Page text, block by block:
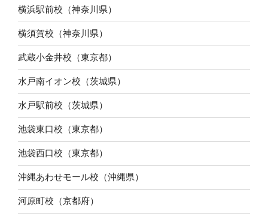
横浜駅前校（神奈川県）
横須賀校（神奈川県）
武蔵小金井校（東京都）
水戸南イオン校（茨城県）
水戸駅前校（茨城県）
池袋東口校（東京都）
池袋西口校（東京都）
沖縄あわせモール校（沖縄県）
河原町校（京都府）